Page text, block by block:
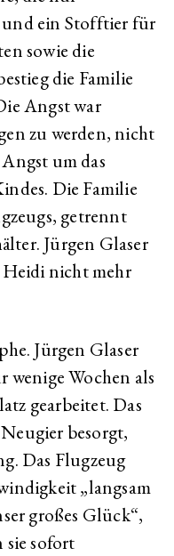
und ein Stofftier für
sowie die
die Familie
Angst war
zu werden, nicht
um das
Die Familie
getrennt
Jürgen Glaser
nicht mehr
Jürgen Glaser
Wochen als
gearbeitet. Das
besorgt,
Das Flugzeug
„langsam
großes Glück“,
sie sofort